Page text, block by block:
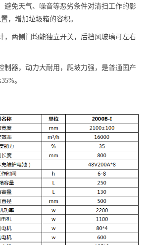
避免天气、噪音等恶劣条件对清扫工作的影
，增加垃圾箱的容积。
，两侧门均能独立开关，后挡风玻璃可左右
制器，动力大耐用，爬坡力强，是普通国产
。